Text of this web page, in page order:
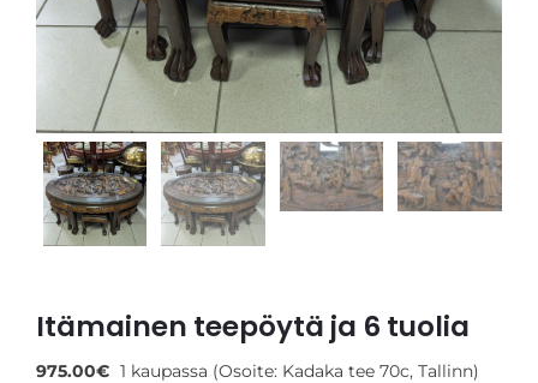
Itämainen teepöytä ja 6 tuolia
975.00€ 1 kaupassa (Osoite: Kadaka tee 70c, Tallinn)